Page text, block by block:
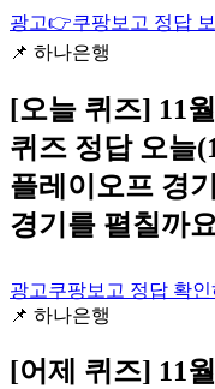
광고👉쿠팡보고 정답 보
📌 하나은행
[오늘 퀴즈] 11
퀴즈 정답 오늘
플레이오프 경
경기를 펼칠까
광고쿠팡보고 정답 확인
📌 하나은행
[어제 퀴즈] 11